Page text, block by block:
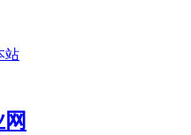
站